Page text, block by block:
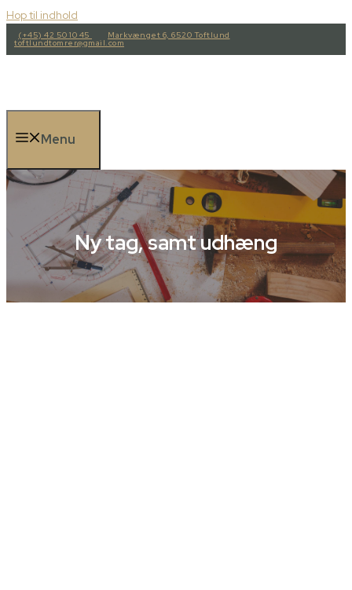
Hop til indhold
(+45) 42 50 10 45
Markvænget 6, 6520 Toftlund
toftlundtomrer@gmail.com
Menu
Ny tag, samt udhæng